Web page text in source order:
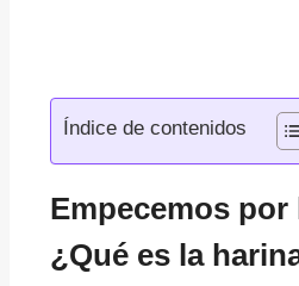
Índice de contenidos
Empecemos por
¿Qué es la